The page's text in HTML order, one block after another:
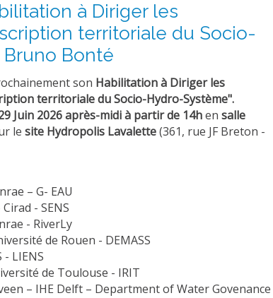
à Diriger les
territoriale du Socio-
Bonté
son Habilitation à Diriger les
territoriale du Socio-Hydro-Système".
Juin 2026 après-midi à partir de 14hen salle
le site Hydropolis Lavalette(361, rue JF Breton -
– G- EAU
- SENS
- RiverLy
de Rouen - DEMASS
- LIENS
de Toulouse - IRIT
– IHE Delft – Department of Water Govenance